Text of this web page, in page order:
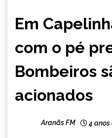
NOTÍCIAS
Em
com o pé
Bombeiros
acionados
Aranãs FM 4 anos